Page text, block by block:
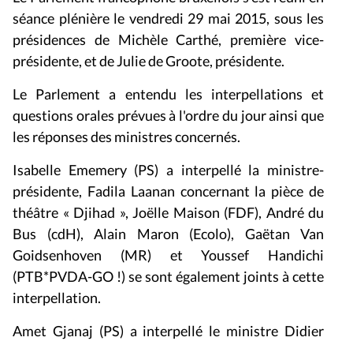
séance plénière le vendredi 29 mai 2015, sous les
présidences de Michèle Carthé, première vice-
présidente, et de Julie de Groote, présidente.
Le Parlement a entendu les interpellations et
questions orales prévues à l'ordre du jour ainsi que
les réponses des ministres concernés.
Isabelle Ememery (PS) a interpellé la ministre-
présidente, Fadila Laanan concernant la pièce de
théâtre « Djihad », Joëlle Maison (FDF), André du
Bus (cdH), Alain Maron (Ecolo), Gaëtan Van
Goidsenhoven (MR) et Youssef Handichi
(PTB*PVDA-GO !) se sont également joints à cette
interpellation.
Amet Gjanaj (PS) a interpellé le ministre Didier